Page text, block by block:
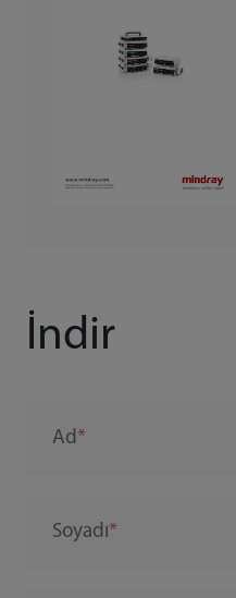
İndir
Ad
Soyadı